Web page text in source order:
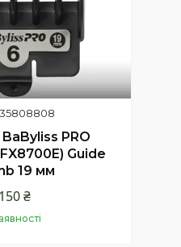
35808808
PRO
Guide
19 мм
150 ₴